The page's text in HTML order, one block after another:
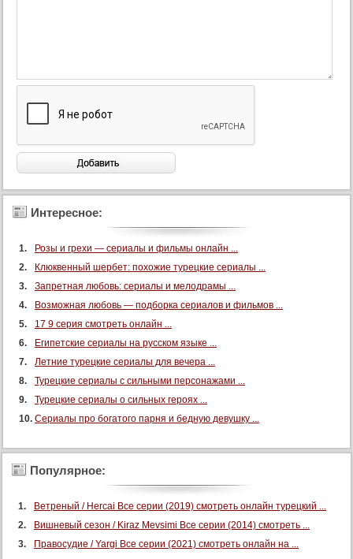
Интересное:
Розы и грехи — сериалы и фильмы онлайн ...
Клюквенный шербет: похожие турецкие сериалы ...
Запретная любовь: сериалы и мелодрамы ...
Возможная любовь — подборка сериалов и фильмов ...
17 9 серия смотреть онлайн ...
Египетские сериалы на русском языке ...
Летние турецкие сериалы для вечера ...
Турецкие сериалы с сильными персонажами ...
Турецкие сериалы о сильных героях ...
Сериалы про богатого парня и бедную девушку ...
Популярное:
Ветреный / Hercai Все серии (2019) смотреть онлайн турецкий ...
Вишневый сезон / Kiraz Mevsimi Все серии (2014) смотреть ...
Правосудие / Yargi Все серии (2021) смотреть онлайн на ...